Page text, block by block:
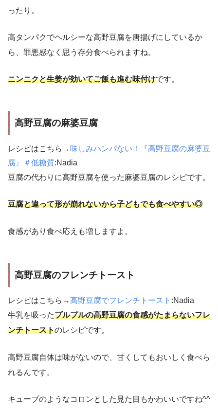
ったり。
高タンパクでヘルシーな高野豆腐を唐揚げにしているか
ら、罪悪感なく思う存分食べられますね。
ニンニクと生姜が効いてご飯も進む味付けです。
高野豆腐の麻婆豆腐
レシピはこちら→味しみハンパない！『高野豆腐の麻婆豆
腐』＃低糖質:Nadia
豆腐の代わりに高野豆腐を使った麻婆豆腐のレシピです。
豆腐と違って形が崩れないから子どもでも食べやすい◎
食感があり食べ応えも増しますよ。
高野豆腐のフレンチトースト
レシピはこちら→高野豆腐でフレンチトースト :Nadia
牛乳を吸ったプルプルの高野豆腐の食感がたまらないフレ
ンチトーストのレシピです。
高野豆腐自体は味がないので、甘くしてもおいしく食べら
れるんです。
キューブのようなコロンとした見た目もかわいいですね^^